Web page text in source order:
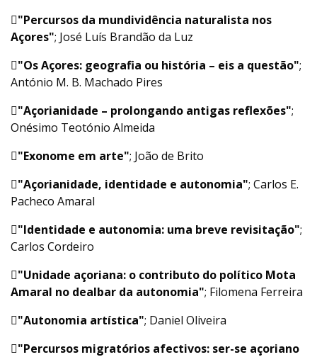
"Percursos da mundividência naturalista nos
Açores"; José Luís Brandão da Luz
"Os Açores: geografia ou história – eis a questão";
António M. B. Machado Pires
"Açorianidade – prolongando antigas reflexões";
Onésimo Teotónio Almeida
"Exonome em arte"; João de Brito
"Açorianidade, identidade e autonomia"; Carlos E.
Pacheco Amaral
"Identidade e autonomia: uma breve revisitação";
Carlos Cordeiro
"Unidade açoriana: o contributo do político Mota
Amaral no dealbar da autonomia"; Filomena Ferreira
"Autonomia artística"; Daniel Oliveira
"Percursos migratórios afectivos: ser-se açoriano